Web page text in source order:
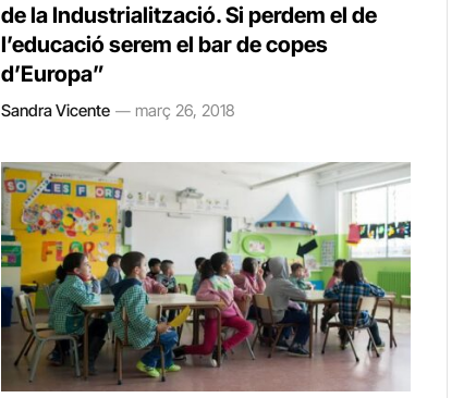
de la Industrialització. Si perdem el de
l’educació serem el bar de copes
d’Europa”
Sandra Vicente març 26, 2018